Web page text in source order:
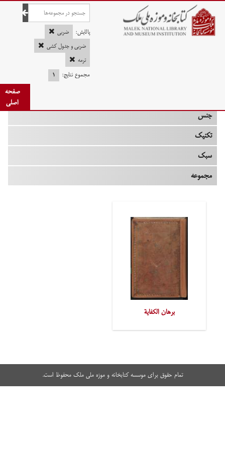
صفحه اصلی
پالایش:
ضربی
ضربی و جدول کشی
ترمه
مجموع نتایج:
۱
صفحه
اصلی
جنس
تکنیک
سبک
مجموعه
برهان الکفایة
تمام حقوق برای موسسه کتابخانه و موزه ملی ملک محفوظ است.